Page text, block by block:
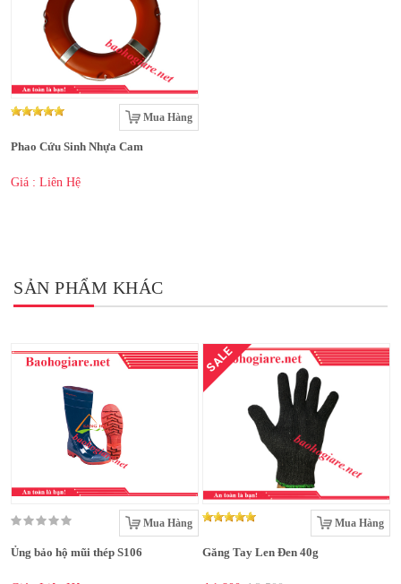
Mua Hàng
Phao Cứu Sinh Nhựa Cam
Giá : Liên Hệ
SẢN PHẨM KHÁC
Mua Hàng
Ủng bảo hộ mũi thép S106
SALE
Mua Hàng
Găng Tay Len Đen 40g